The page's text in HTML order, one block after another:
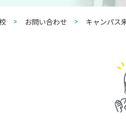
お問い合わせ キャンパス